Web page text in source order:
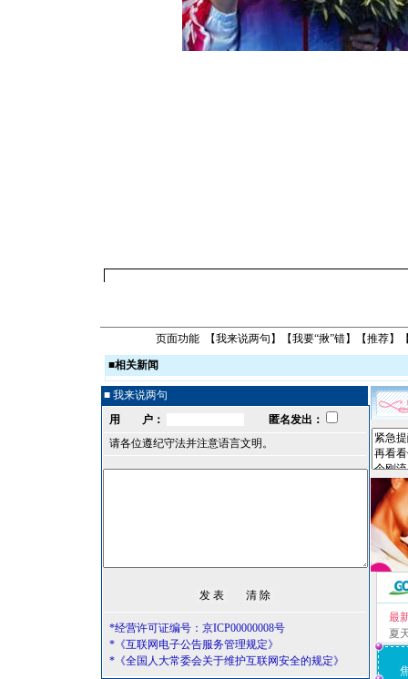
页面功能 【我来说两句 】【我要“揪”错】【推荐】
■相关新闻
■ 我来说两句
用 户：
匿名发出：
请各位遵纪守法并注意语言文明。
*经营许可证编号：京ICP00000008号
*《互联网电子公告服务管理规定》
*《全国人大常委会关于维护互联网安全的规定》
最
夏